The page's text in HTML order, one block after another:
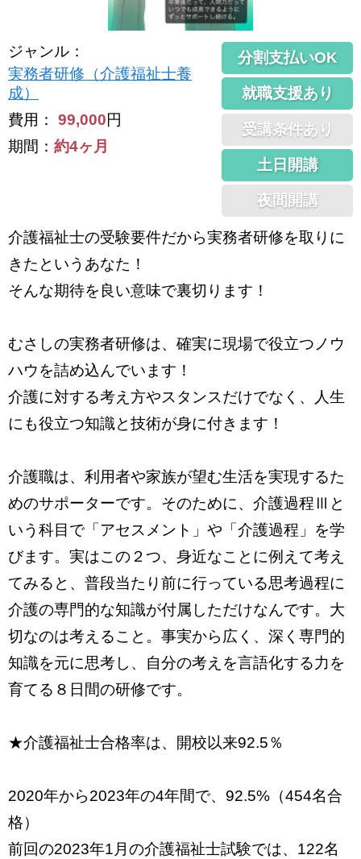
ジャンル ：
実務者研修（介護福祉士養
成）
費用： 99,000円
期間： 約4ヶ月
分割支払いOK
就職支援あり
受講条件あり
土日開講
夜間開講
介護福祉士の受験要件だから実務者研修を取りに
きたというあなた！
そんな期待を良い意味で裏切ります！
むさしの実務者研修は、確実に現場で役立つノウ
ハウを詰め込んでいます！
介護に対する考え方やスタンスだけでなく、人生
にも役立つ知識と技術が身に付きます！
介護職は、利用者や家族が望む生活を実現するた
めのサポーターです。そのために、介護過程Ⅲと
いう科目で「アセスメント」や「介護過程」を学
びます。実はこの２つ、身近なことに例えて考え
てみると、普段当たり前に行っている思考過程に
介護の専門的な知識が付属しただけなんです。大
切なのは考えること。事実から広く、深く専門的
知識を元に思考し、自分の考えを言語化する力を
育てる８日間の研修です。
★介護福祉士合格率は、開校以来92.5％
2020年から2023年の4年間で、92.5%（454名合
格）
前回の2023年1月の介護福祉士試験では、122名